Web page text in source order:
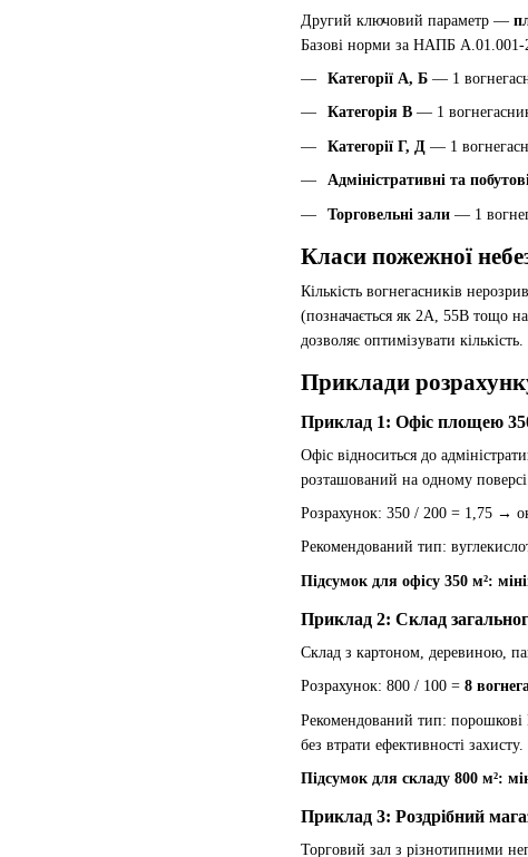
Другий ключовий параметр —
Базові норми за НАПБ А.01.001-
Категорії А, Б — 1
Категорія В — 1
Категорії Г, Д — 1
Адміністративні та
Торговельні зали — 1
Класи пожежної
Кількість вогнегасників
(позначається як 2A, 55B тощо
дозволяє оптимізувати кількість.
Приклади
Приклад 1: Офіс площею
Офіс відноситься до
розташований на одному поверсі.
Розрахунок: 350 / 200 = 1,75 →
Рекомендований тип:
Підсумок для офісу 350 м²:
Приклад 2: Склад
Склад з картоном, деревиною,
Розрахунок: 800 / 100 = 8
Рекомендований тип: порошкові
без втрати ефективності захисту.
Підсумок для складу 800 м²:
Приклад 3: Роздрібний
Торговий зал з різнотипними